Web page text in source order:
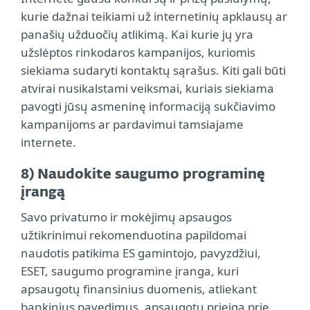
kurie dažnai teikiami už internetinių apklausų ar
panašių užduočių atlikimą. Kai kurie jų yra
užslėptos rinkodaros kampanijos, kuriomis
siekiama sudaryti kontaktų sąrašus. Kiti gali būti
atvirai nusikalstami veiksmai, kuriais siekiama
pavogti jūsų asmeninę informaciją sukčiavimo
kampanijoms ar pardavimui tamsiajame
internete.
8) Naudokite saugumo programinę
įrangą
Savo privatumo ir mokėjimų apsaugos
užtikrinimui rekomenduotina papildomai
naudotis patikima ES gamintojo, pavyzdžiui,
ESET, saugumo programine įranga, kuri
apsaugotų finansinius duomenis, atliekant